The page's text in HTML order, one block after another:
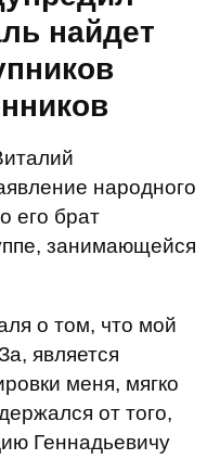
найдет
народного
его брат
занимающейся
о том, что мой
является
меня, мягко
от того,
Геннадьевичу